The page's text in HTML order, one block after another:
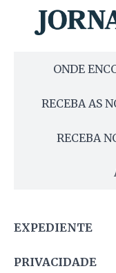
ONDE
RECEBA AS
RECEBA
EXPEDIENTE
PRIVACIDADE